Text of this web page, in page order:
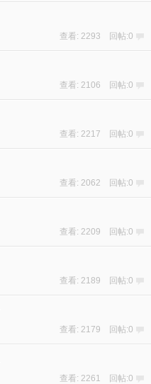
查看: 2293 回帖:0
查看: 2106 回帖:0
查看: 2217 回帖:0
查看: 2062 回帖:0
查看: 2209 回帖:0
查看: 2189 回帖:0
查看: 2179 回帖:0
查看: 2261 回帖:0